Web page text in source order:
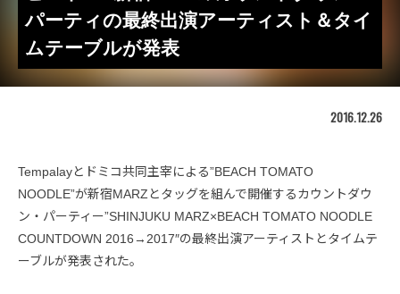
パーティの最終出演アーティスト＆タイ
ムテーブルが発表
2016.12.26
Tempalayとドミコ共同主宰による”BEACH TOMATO
NOODLE”が新宿MARZとタッグを組んで開催するカウントダウ
ン・パーティー”SHINJUKU MARZ×BEACH TOMATO NOODLE
COUNTDOWN 2016→2017″の最終出演アーティストとタイムテ
ーブルが発表された。